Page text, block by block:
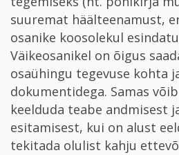
suuremat häälteenamust,
osanike koosolekul
Väikeosanikel ­on õigus
osaühingu tegevuse kohta
dokumentidega. Samas
keelduda teabe andmisest
esitamisest, kui on alust
tekitada olulist kahju